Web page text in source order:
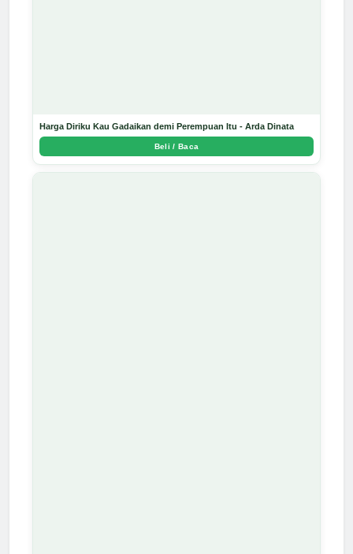
Harga Diriku Kau Gadaikan demi Perempuan Itu - Arda Dinata
Beli / Baca